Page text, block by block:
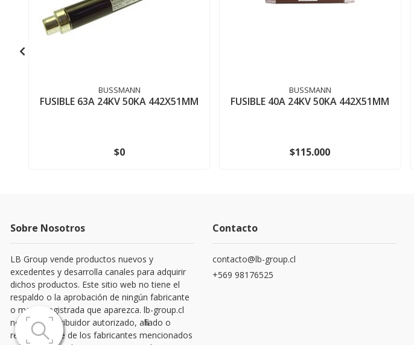
BUSSMANN
FUSIBLE 63A 24KV 50KA 442X51MM
$0
BUSSMANN
FUSIBLE 40A 24KV 50KA 442X51MM
$115.000
Sobre Nosotros
LB Group vende productos nuevos y
excedentes y desarrolla canales para adquirir
dichos productos. Este sitio web no tiene el
respaldo o la aprobación de ningún fabricante
o marca registrada que aparezca. lb-group.cl
no es un distribuidor autorizado, afiliado o
representante de los fabricantes mencionados
Contacto
contacto@lb-group.cl
+569 98176525